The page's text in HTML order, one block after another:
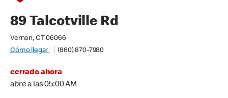
89 Talcotville Rd
Vernon, CT 06066
Cómo llegar
(860) 870-7980
cerrado ahora
abre a las 05:00 AM